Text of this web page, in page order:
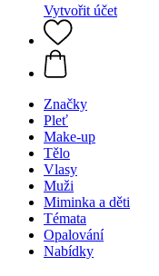
Vytvořit účet
Značky
Pleť
Make-up
Tělo
Vlasy
Muži
Miminka a děti
Témata
Opalování
Nabídky